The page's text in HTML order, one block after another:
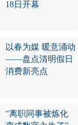
18日开幕
以春为媒 暖意涌动
——盘点清明假日
消费新亮点
“离职同事被炼化